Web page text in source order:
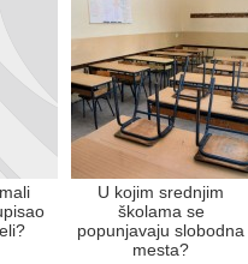
U kojim srednjim
školama se
popunjavaju slobodna
mesta?